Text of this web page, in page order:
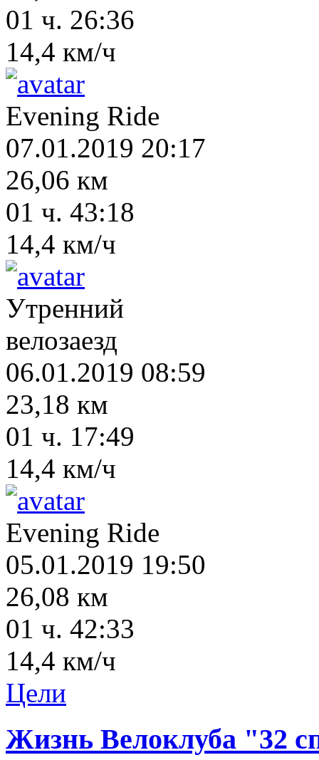
01 ч. 26:36
14,4 км/ч
Evening Ride
07.01.2019 20:17
26,06 км
01 ч. 43:18
14,4 км/ч
Утренний
велозаезд
06.01.2019 08:59
23,18 км
01 ч. 17:49
14,4 км/ч
Evening Ride
05.01.2019 19:50
26,08 км
01 ч. 42:33
14,4 км/ч
Цели
Жизнь Велоклуба "32